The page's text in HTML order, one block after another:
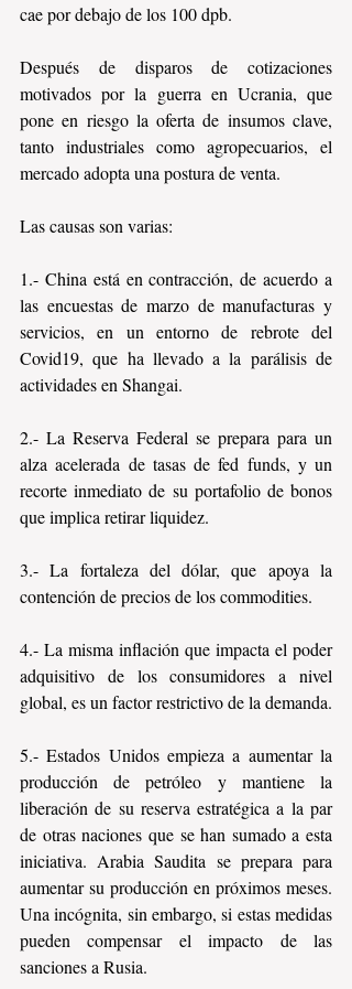
cae por debajo de los 100 dpb.
Después de disparos de cotizaciones
motivados por la guerra en Ucrania, que
pone en riesgo la oferta de insumos clave,
tanto industriales como agropecuarios, el
mercado adopta una postura de venta.
Las causas son varias:
1.- China está en contracción, de acuerdo a
las encuestas de marzo de manufacturas y
servicios, en un entorno de rebrote del
Covid19, que ha llevado a la parálisis de
actividades en Shangai.
2.- La Reserva Federal se prepara para un
alza acelerada de tasas de fed funds, y un
recorte inmediato de su portafolio de bonos
que implica retirar liquidez.
3.- La fortaleza del dólar, que apoya la
contención de precios de los commodities.
4.- La misma inflación que impacta el poder
adquisitivo de los consumidores a nivel
global, es un factor restrictivo de la demanda.
5.- Estados Unidos empieza a aumentar la
producción de petróleo y mantiene la
liberación de su reserva estratégica a la par
de otras naciones que se han sumado a esta
iniciativa. Arabia Saudita se prepara para
aumentar su producción en próximos meses.
Una incógnita, sin embargo, si estas medidas
pueden compensar el impacto de las
sanciones a Rusia.